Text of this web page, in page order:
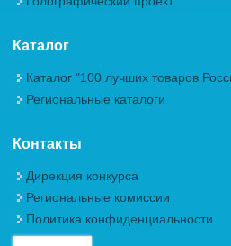
Каталог
Каталог "100 лучших товаров
Региональные каталоги
Контакты
Дирекция конкурса
Региональные комиссии
Политика конфиденциальности